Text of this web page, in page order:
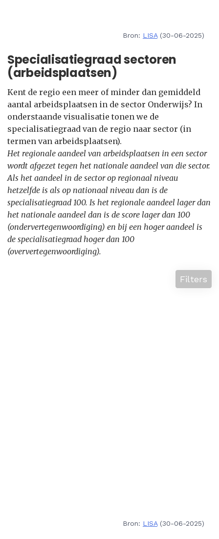
Bron: LISA(30-06-2025)
Specialisatiegraad sectoren
(arbeidsplaatsen)
Kent de regio een meer of minder dan gemiddeld
aantal arbeidsplaatsen in de sector Onderwijs? In
onderstaande visualisatie tonen we de
specialisatiegraad van de regio naar sector (in
termen van arbeidsplaatsen).
Het regionale aandeel van arbeidsplaatsen in een sector
wordt afgezet tegen het nationale aandeel van die sector.
Als het aandeel in de sector op regionaal niveau
hetzelfde is als op nationaal niveau dan is de
specialisatiegraad 100. Is het regionale aandeel lager dan
het nationale aandeel dan is de score lager dan 100
(ondervertegenwoordiging) en bij een hoger aandeel is
de specialisatiegraad hoger dan 100
(oververtegenwoordiging).
Filters
Bron: LISA(30-06-2025)